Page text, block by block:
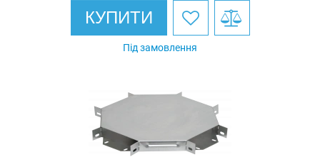
КУПИТИ
Під замовлення